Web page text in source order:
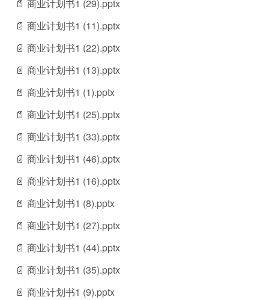
📄 商业计划书1 (29).pptx
📄 商业计划书1 (11).pptx
📄 商业计划书1 (22).pptx
📄 商业计划书1 (13).pptx
📄 商业计划书1 (1).pptx
📄 商业计划书1 (25).pptx
📄 商业计划书1 (33).pptx
📄 商业计划书1 (46).pptx
📄 商业计划书1 (16).pptx
📄 商业计划书1 (8).pptx
📄 商业计划书1 (27).pptx
📄 商业计划书1 (44).pptx
📄 商业计划书1 (35).pptx
📄 商业计划书1 (9).pptx